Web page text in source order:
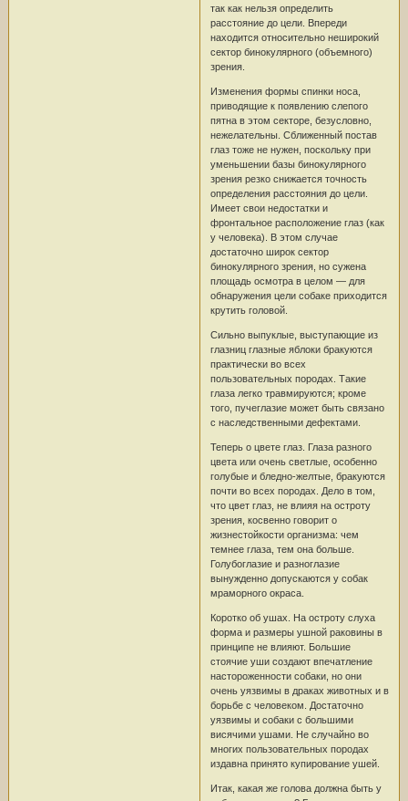
так как нельзя определить
расстояние до цели. Впереди
находится относительно неширокий
сектор бинокулярного (объемного)
зрения.
Изменения формы спинки носа,
приводящие к появлению слепого
пятна в этом секторе, безусловно,
нежелательны. Сближенный постав
глаз тоже не нужен, поскольку при
уменьшении базы бинокулярного
зрения резко снижается точность
определения расстояния до цели.
Имеет свои недостатки и
фронтальное расположение глаз (как
у человека). В этом случае
достаточно широк сектор
бинокулярного зрения, но сужена
площадь осмотра в целом — для
обнаружения цели собаке приходится
крутить головой.
Сильно выпуклые, выступающие из
глазниц глазные яблоки бракуются
практически во всех
пользовательных породах. Такие
глаза легко травмируются; кроме
того, пучеглазие может быть связано
с наследственными дефектами.
Теперь о цвете глаз. Глаза разного
цвета или очень светлые, особенно
голубые и бледно-желтые, бракуются
почти во всех породах. Дело в том,
что цвет глаз, не влияя на остроту
зрения, косвенно говорит о
жизнестойкости организма: чем
темнее глаза, тем она больше.
Голубоглазие и разноглазие
вынужденно допускаются у собак
мраморного окраса.
Коротко об ушах. На остроту слуха
форма и размеры ушной раковины в
принципе не влияют. Большие
стоячие уши создают впечатление
настороженности собаки, но они
очень уязвимы в драках животных и в
борьбе с человеком. Достаточно
уязвимы и собаки с большими
висячими ушами. Не случайно во
многих пользовательных породах
издавна принято купирование ушей.
Итак, какая же голова должна быть у